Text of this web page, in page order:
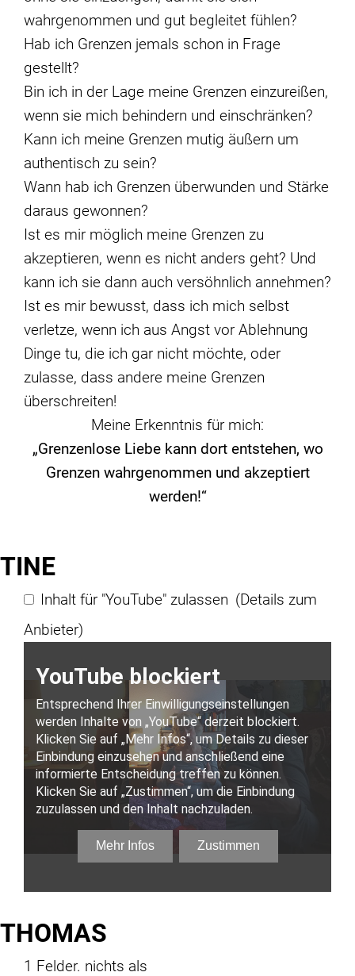
wahrgenommen und gut begleitet fühlen?
Hab ich Grenzen jemals schon in Frage
gestellt?
Bin ich in der Lage meine Grenzen einzureißen,
wenn sie mich behindern und einschränken?
Kann ich meine Grenzen mutig äußern um
authentisch zu sein?
Wann hab ich Grenzen überwunden und Stärke
daraus gewonnen?
Ist es mir möglich meine Grenzen zu
akzeptieren, wenn es nicht anders geht? Und
kann ich sie dann auch versöhnlich annehmen?
Ist es mir bewusst, dass ich mich selbst
verletze, wenn ich aus Angst vor Ablehnung
Dinge tu, die ich gar nicht möchte, oder
zulasse, dass andere meine Grenzen
überschreiten!
Meine Erkenntnis für mich:
„Grenzenlose Liebe kann dort entstehen, wo
Grenzen wahrgenommen und akzeptiert
werden!“
TINE
Inhalt für "YouTube" zulassen (Details zum
Anbieter)
THOMAS
1 Felder. nichts als